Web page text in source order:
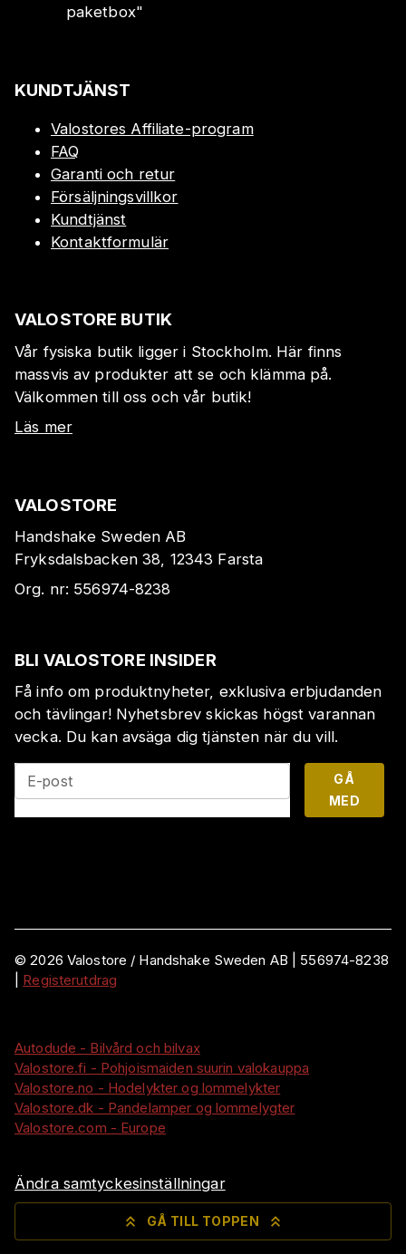
paketbox"
KUNDTJÄNST
Valostores Affiliate-program
FAQ
Garanti och retur
Försäljningsvillkor
Kundtjänst
Kontaktformulär
VALOSTORE BUTIK
Vår fysiska butik ligger i Stockholm. Här finns
massvis av produkter att se och klämma på.
Välkommen till oss och vår butik!
Läs mer
VALOSTORE
Handshake Sweden AB
Fryksdalsbacken 38, 12343 Farsta
Org. nr: 556974-8238
BLI VALOSTORE INSIDER
Få info om produktnyheter, exklusiva erbjudanden
och tävlingar! Nyhetsbrev skickas högst varannan
vecka. Du kan avsäga dig tjänsten när du vill.
E-post
GÅ
MED
©2026 Valostore / Handshake Sweden AB
556974-8238
Registerutdrag
Autodude - Bilvård och bilvax
Valostore.fi - Pohjoismaiden suurin valokauppa
Valostore.no - Hodelykter og lommelykter
Valostore.dk - Pandelamper og lommelygter
Valostore.com - Europe
Ändra samtyckesinställningar
GÅ TILL TOPPEN